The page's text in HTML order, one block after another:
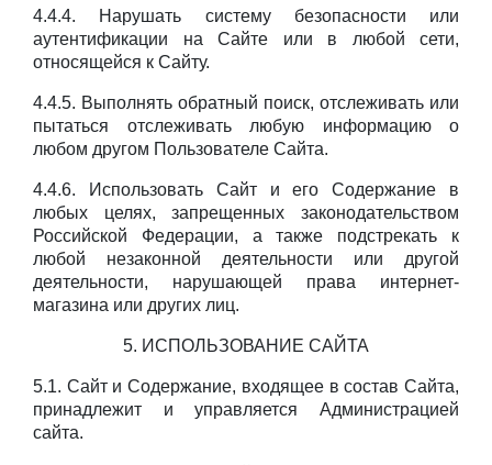
4.4.4. Нарушать систему безопасности или
аутентификации на Сайте или в любой сети,
относящейся к Сайту.
4.4.5. Выполнять обратный поиск, отслеживать или
пытаться отслеживать любую информацию о
любом другом Пользователе Сайта.
4.4.6. Использовать Сайт и его Содержание в
любых целях, запрещенных законодательством
Российской Федерации, а также подстрекать к
любой незаконной деятельности или другой
деятельности, нарушающей права интернет-
магазина или других лиц.
5. ИСПОЛЬЗОВАНИЕ САЙТА
5.1. Сайт и Содержание, входящее в состав Сайта,
принадлежит и управляется Администрацией
сайта.